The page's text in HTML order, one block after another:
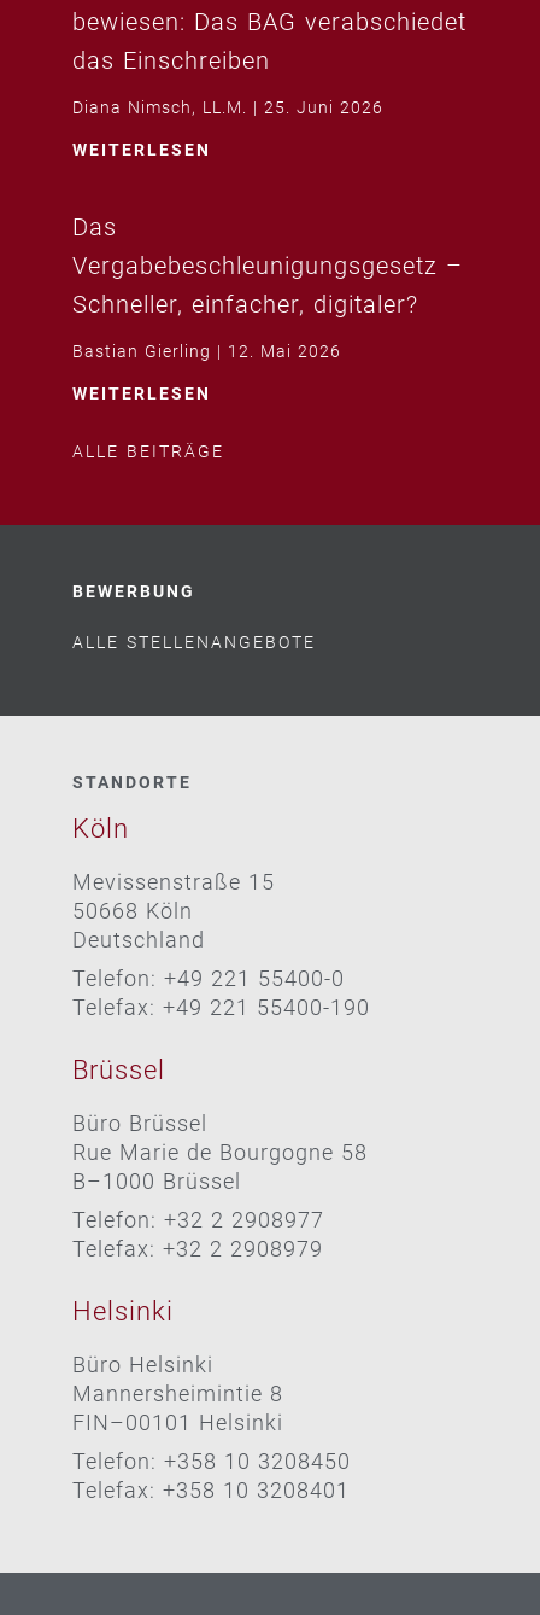
bewiesen: Das BAG verabschiedet
das Einschreiben
Diana Nimsch, LL.M. 25. Juni 2026
WEITERLESEN
Das
Vergabebeschleunigungsgesetz –
Schneller, einfacher, digitaler?
Bastian Gierling 12. Mai 2026
WEITERLESEN
ALLE BEITRÄGE
BEWERBUNG
ALLE STELLENANGEBOTE
STANDORTE
Köln
Mevissenstraße 15
50668 Köln
Deutschland
Telefon: +49 221 55400-0
Telefax: +49 221 55400-190
Brüssel
Büro Brüssel
Rue Marie de Bourgogne 58
B–1000 Brüssel
Telefon: +32 2 2908977
Telefax: +32 2 2908979
Helsinki
Büro Helsinki
Mannersheimintie 8
FIN–00101 Helsinki
Telefon: +358 10 3208450
Telefax: +358 10 3208401